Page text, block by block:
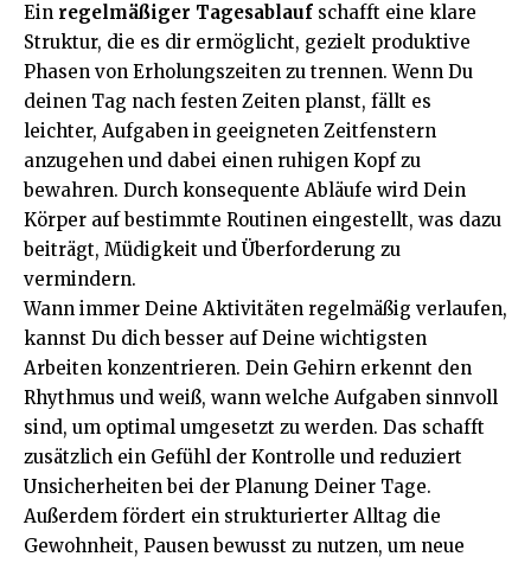
Ein regelmäßiger Tagesablauf schafft eine klare
Struktur, die es dir ermöglicht, gezielt produktive
Phasen von Erholungszeiten zu trennen. Wenn Du
deinen Tag nach festen Zeiten planst, fällt es
leichter, Aufgaben in geeigneten Zeitfenstern
anzugehen und dabei einen ruhigen Kopf zu
bewahren. Durch konsequente Abläufe wird Dein
Körper auf bestimmte Routinen eingestellt, was dazu
beiträgt, Müdigkeit und Überforderung zu
vermindern.
Wann immer Deine Aktivitäten regelmäßig verlaufen,
kannst Du dich besser auf Deine wichtigsten
Arbeiten konzentrieren. Dein Gehirn erkennt den
Rhythmus und weiß, wann welche Aufgaben sinnvoll
sind, um optimal umgesetzt zu werden. Das schafft
zusätzlich ein Gefühl der Kontrolle und reduziert
Unsicherheiten bei der Planung Deiner Tage.
Außerdem fördert ein strukturierter Alltag die
Gewohnheit, Pausen bewusst zu nutzen, um neue